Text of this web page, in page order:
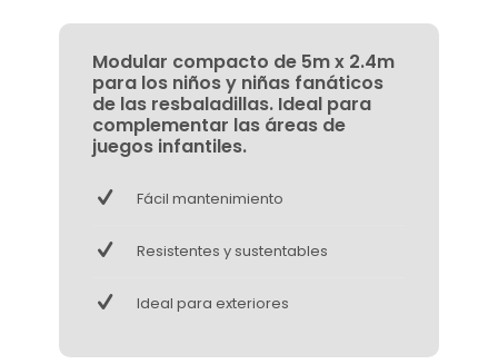
Modular compacto de 5m x 2.4m
para los niños y niñas fanáticos
de las resbaladillas. Ideal para
complementar las áreas de
juegos infantiles.
Fácil mantenimiento
Resistentes y sustentables
Ideal para exteriores